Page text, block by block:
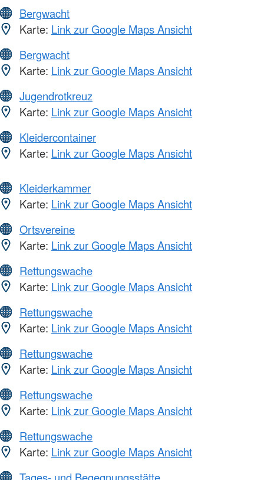
Bergwacht
Karte: Link zur Google Maps Ansicht
Bergwacht
Karte: Link zur Google Maps Ansicht
Jugendrotkreuz
Karte: Link zur Google Maps Ansicht
Kleidercontainer
Karte: Link zur Google Maps Ansicht
Kleiderkammer
Karte: Link zur Google Maps Ansicht
Ortsvereine
Karte: Link zur Google Maps Ansicht
Rettungswache
Karte: Link zur Google Maps Ansicht
Rettungswache
Karte: Link zur Google Maps Ansicht
Rettungswache
Karte: Link zur Google Maps Ansicht
Rettungswache
Karte: Link zur Google Maps Ansicht
Rettungswache
Karte: Link zur Google Maps Ansicht